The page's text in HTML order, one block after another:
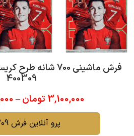
فرش ماشینی 700 شانه
400309
3,100,000 تومان–
پرو آنلاین فرش 400309